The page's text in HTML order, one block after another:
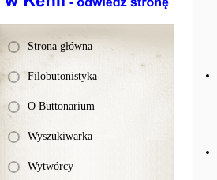
Strona główna
Filobutonistyka
O Buttonarium
Wyszukiwarka
Wytwórcy